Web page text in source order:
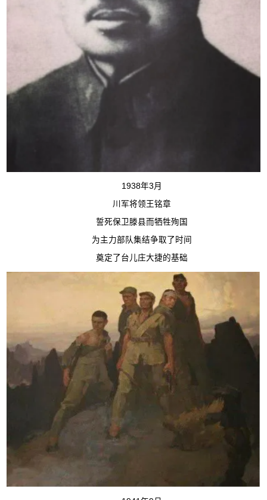
1938年3月
川军将领王铭章
誓死保卫滕县而牺牲殉国
为主力部队集结争取了时间
奠定了台儿庄大捷的基础